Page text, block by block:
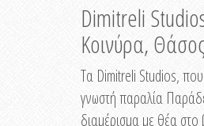
Dimitreli
Κοινύρα, Θάσος
Τα Dimitreli Studios,
γνωστή παραλία
διαμέρισμα με θέα